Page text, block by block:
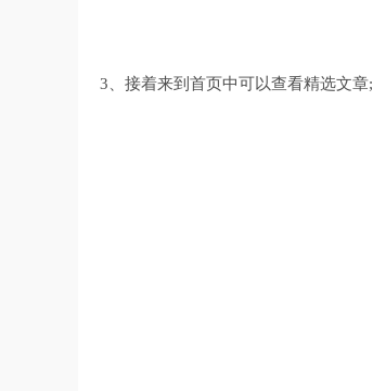
3、接着来到首页中可以查看精选文章;